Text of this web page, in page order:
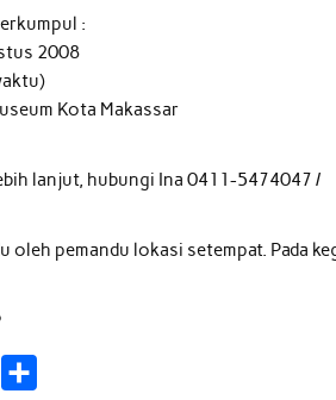
:
2008
Kota Makassar
lanjut, hubungi Ina 0411-5474047 /
oleh pemandu lokasi setempat. Pada